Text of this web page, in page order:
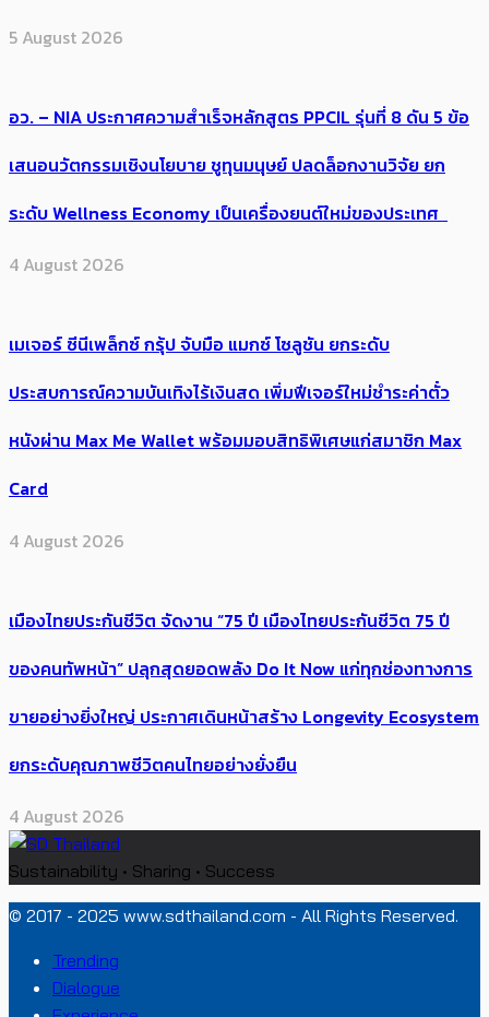
5 August 2026
อว. – NIA ประกาศความสำเร็จหลักสูตร PPCIL รุ่นที่ 8 ดัน 5 ข้อ
เสนอนวัตกรรมเชิงนโยบาย ชูทุนมนุษย์ ปลดล็อกงานวิจัย ยก
ระดับ Wellness Economy เป็นเครื่องยนต์ใหม่ของประเทศ
4 August 2026
เมเจอร์ ซีนีเพล็กซ์ กรุ้ป จับมือ แมกซ์ โซลูชัน ยกระดับ
ประสบการณ์ความบันเทิงไร้เงินสด เพิ่มฟีเจอร์ใหม่ชำระค่าตั๋ว
หนังผ่าน Max Me Wallet พร้อมมอบสิทธิพิเศษแก่สมาชิก Max
Card
4 August 2026
เมืองไทยประกันชีวิต จัดงาน “75 ปี เมืองไทยประกันชีวิต 75 ปี
ของคนทัพหน้า” ปลุกสุดยอดพลัง Do It Now แก่ทุกช่องทางการ
ขายอย่างยิ่งใหญ่ ประกาศเดินหน้าสร้าง Longevity Ecosystem
ยกระดับคุณภาพชีวิตคนไทยอย่างยั่งยืน
4 August 2026
Sustainability • Sharing • Success
© 2017 - 2025 www.sdthailand.com - All Rights Reserved.
Trending
Dialogue